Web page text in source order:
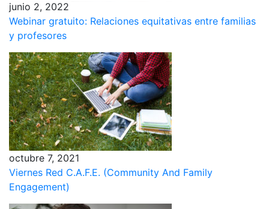
junio 2, 2022
Webinar gratuito: Relaciones equitativas entre familias
y profesores
octubre 7, 2021
Viernes Red C.A.F.E. (Community And Family
Engagement)